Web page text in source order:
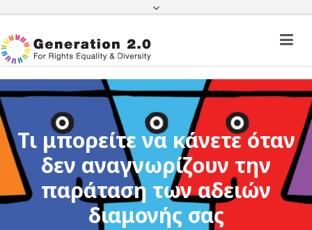
Πορεία Φακέλου Πολίτη Τρίτης Χώρας
Πορεία Φακέλου Ιθαγένειας
e-paravolo
FacebookTwitter Instagram
YoutubeLinkedin
Τι μπορείτε να κάνετε όταν
δεν αναγνωρίζουν την
παράταση των αδειών
διαμονής σας